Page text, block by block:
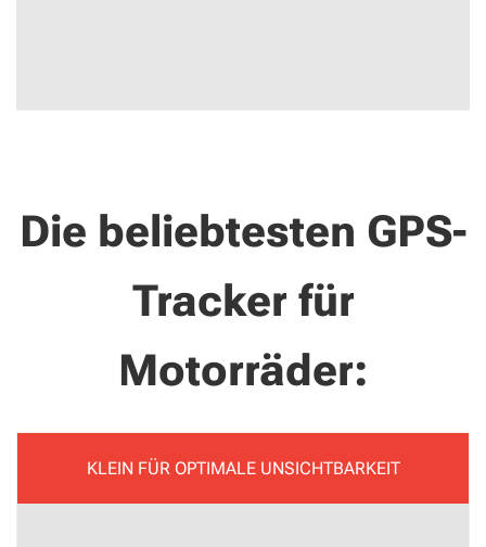
Die beliebtesten GPS-
Tracker für
Motorräder:
KLEIN FÜR OPTIMALE UNSICHTBARKEIT